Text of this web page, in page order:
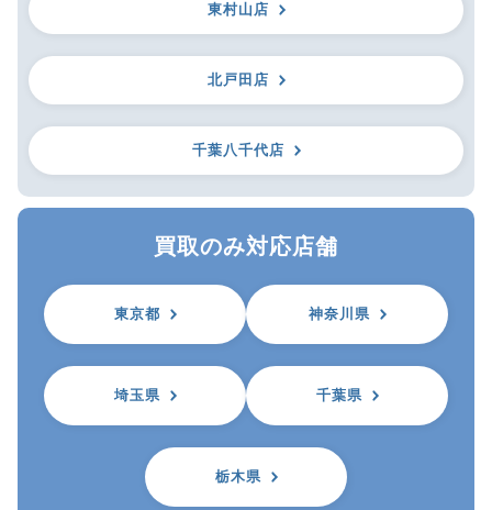
東村山店
北戸田店
千葉八千代店
買取のみ対応店舗
東京都 神奈川県
埼玉県 千葉県
栃木県